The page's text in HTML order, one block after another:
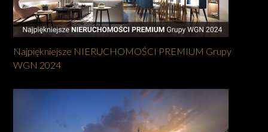
Najpiękniejsze NIERUCHOMOŚCI PREMIUM Grupy
WGN 2024